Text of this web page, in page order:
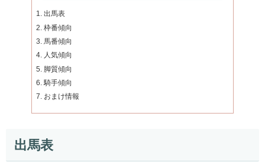
出馬表
枠番傾向
馬番傾向
人気傾向
脚質傾向
騎手傾向
おまけ情報
出馬表